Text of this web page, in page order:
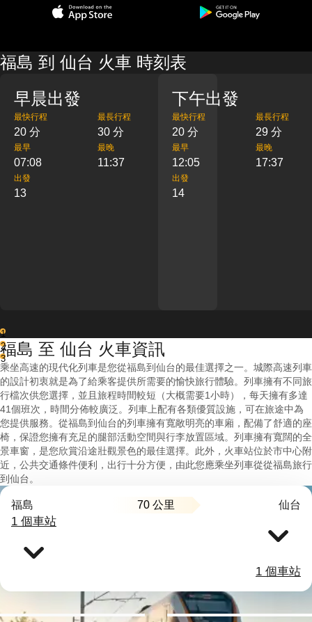
福島 到 仙台 火車 時刻表
早晨出發
最快行程
20 分
最長行程
30 分
最早
07:08
最晚
11:37
出發
13
下午出發
最快行程
20 分
最長行程
29 分
最早
12:05
最晚
17:37
出發
14
1
2
3
福島 至 仙台 火車資訊
乘坐高速的現代化列車是您從福島到仙台的最佳選擇之一。城際高速列車
的設計初衷就是為了給乘客提供所需要的愉快旅行體驗。列車擁有不同旅
行檔次供您選擇，並且旅程時間較短（大概需要1小時），每天擁有多達
41個班次，時間分佈較廣泛。列車上配有各類優質設施，可在旅途中為
您提供服務。從福島到仙台的列車擁有寬敞明亮的車廂，配備了舒適的座
椅，保證您擁有充足的腿部活動空間與行李放置區域。列車擁有寬闊的全
景車窗，是您欣賞沿途壯觀景色的最佳選擇。此外，火車站位於市中心附
近，公共交通條件便利，出行十分方便，由此您應乘坐列車從從福島旅行
到仙台。
福島 70 公里 仙台
1 個車站
1 個車站